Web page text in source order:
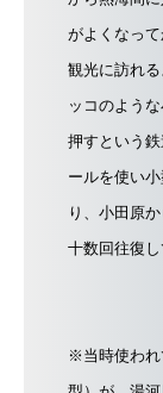
がよくなっ
観光に訪れ
ッコのよう
押すという
ールを使い
り、小田原
十数回往復し
※当時使われ